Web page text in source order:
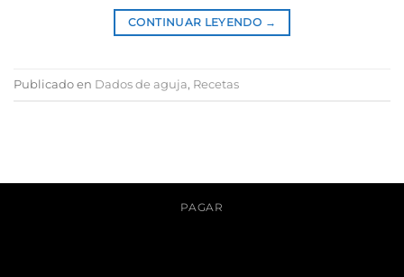
CONTINUAR LEYENDO →
Publicado en Dados de aguja, Recetas
PAGAR